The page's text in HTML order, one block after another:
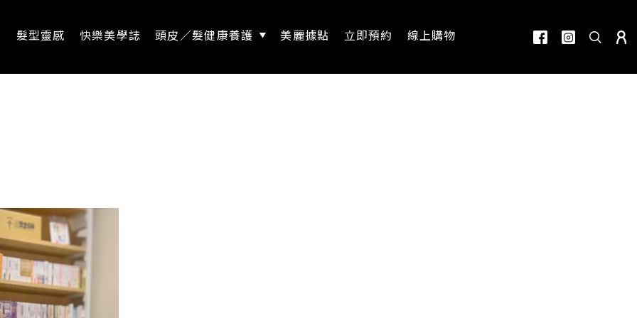
髮型靈感 快樂美學誌 頭皮／髮健康養護 美麗據點 立即預約 線上購物